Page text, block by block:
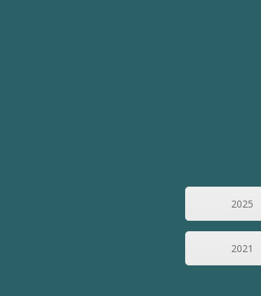
2025
2021